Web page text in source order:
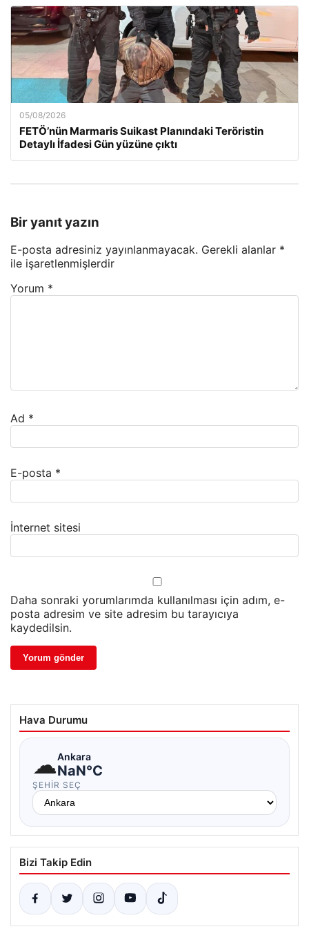
05/08/2026
FETÖ’nün Marmaris Suikast Planındaki Teröristin
Detaylı İfadesi Gün yüzüne çıktı
Bir yanıt yazın
E-posta adresiniz yayınlanmayacak. Gerekli alanlar *
ile işaretlenmişlerdir
Yorum *
Ad *
E-posta *
İnternet sitesi
Daha sonraki yorumlarımda kullanılması için adım, e-
posta adresim ve site adresim bu tarayıcıya
kaydedilsin.
Hava Durumu
☁Ankara
NaN°C
ŞEHIR SEÇ
Bizi Takip Edin